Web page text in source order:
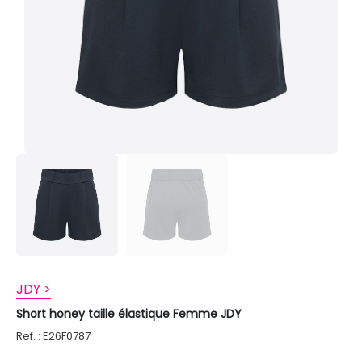
JDY >
Short honey taille élastique Femme JDY
Ref. : E26F0787